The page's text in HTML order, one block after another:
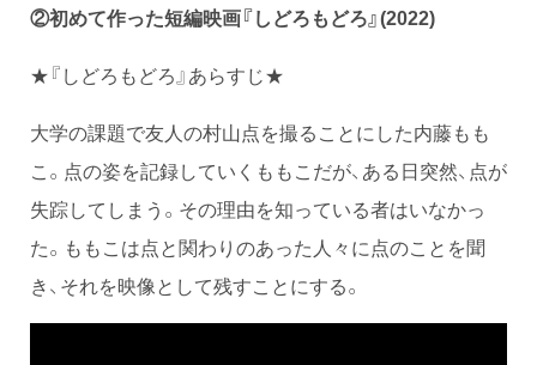
②初めて作った短編映画『しどろもどろ』(2022)
★『しどろもどろ』あらすじ★
大学の課題で友人の村山点を撮ることにした内藤もも
こ。点の姿を記録していくももこだが、ある日突然、点が
失踪してしまう。その理由を知っている者はいなかっ
た。ももこは点と関わりのあった人々に点のことを聞
き、それを映像として残すことにする。